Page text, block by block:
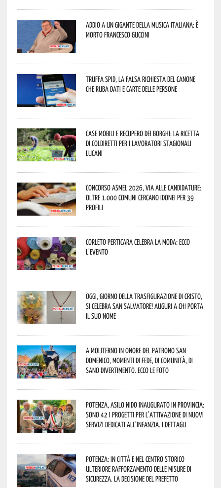
Addio a un gigante della musica italiana: è
morto Francesco Guccini
Truffa Spid, la falsa richiesta del canone
che ruba dati e carte delle persone
Case mobili e recupero dei borghi: la ricetta
di Coldiretti per i lavoratori stagionali
lucani
Concorso Asmel 2026, via alle candidature:
oltre 1.000 Comuni cercano idonei per 39
profili
Corleto Perticara celebra la moda: ecco
l’evento
Oggi, giorno della Trasfigurazione di Cristo,
si celebra San Salvatore! Auguri a chi porta
il suo nome
A Moliterno in onore del Patrono San
Domenico, momenti di fede, di comunità, di
sano divertimento. Ecco le foto
Potenza, asilo nido inaugurato in provincia:
sono 42 i progetti per l’attivazione di nuovi
servizi dedicati all’infanzia. I dettagli
Potenza: in città e nel centro storico
ulteriore rafforzamento delle misure di
sicurezza. La decisione del Prefetto